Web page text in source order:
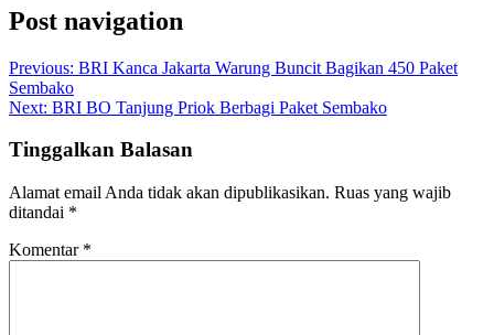
Post navigation
Previous: BRI Kanca Jakarta Warung Buncit Bagikan 450 Paket
Sembako
Next: BRI BO Tanjung Priok Berbagi Paket Sembako
Tinggalkan Balasan
Alamat email Anda tidak akan dipublikasikan. Ruas yang wajib
ditandai *
Komentar *